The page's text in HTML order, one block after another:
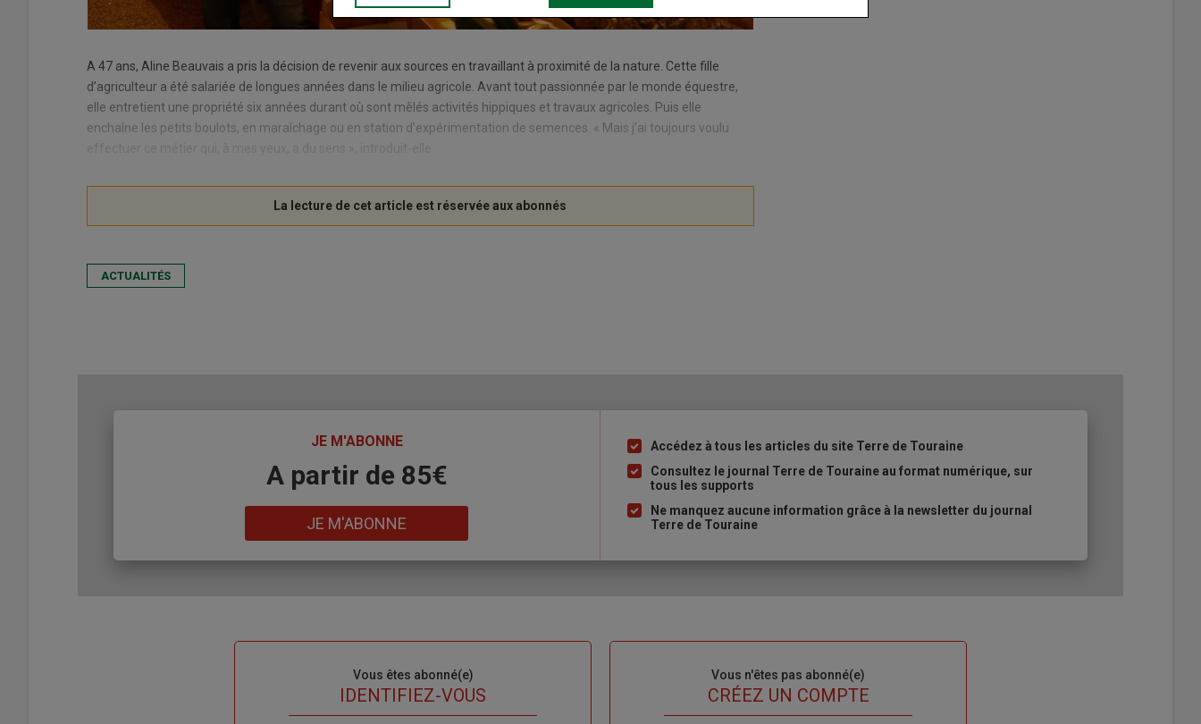
A 47 ans, Aline Beauvais a pris la décision de revenir aux sources en travaillant à proximité de la nature. Cette fille
d’agriculteur a été salariée de longues années dans le milieu agricole. Avant tout passionnée par le monde équestre,
elle entretient une propriété six années durant où sont mêlés activités hippiques et travaux agricoles. Puis elle
enchaîne les petits boulots, en maraîchage ou en station d’expérimentation de semences. « Mais j’ai toujours voulu
effectuer ce métier qui, à mes yeux, a du sens », introduit-elle.
ACTUALITÉS
JE M'ABONNE
A partir de 85€
JE M'ABONNE
Liste
à
puce
Accédez à tous les articles du site Terre de Touraine
Consultez le journal Terre de Touraine au format numérique, sur
tous les supports
Ne manquez aucune information grâce à la newsletter du journal
Terre de Touraine
Vous êtes abonné(e)
IDENTIFIEZ-VOUS
Vous n'êtes pas abonné(e)
TITRECRÉEZ UN COMPTE